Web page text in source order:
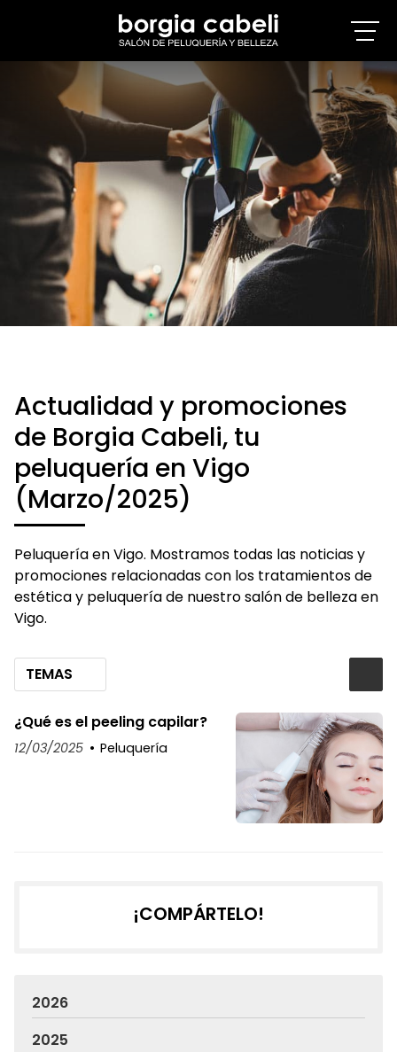
Actualidad y promociones
de Borgia Cabeli, tu
peluquería en Vigo
(Marzo/2025)
Peluquería en Vigo. Mostramos todas las noticias y
promociones relacionadas con los tratamientos de
estética y peluquería de nuestro salón de belleza en
Vigo.
TEMAS
¿Qué es el peeling capilar?
12/03/2025 Peluquería
¡COMPÁRTELO!
2026
2025